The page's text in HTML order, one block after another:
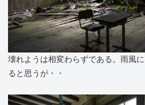
壊れようは相変わらずである。雨風
ると思うが・・